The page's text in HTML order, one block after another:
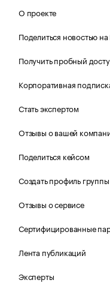
О проекте
Поделиться новостью
Получить пробный
Корпоративная
Стать экспертом
Отзывы о вашей
Поделиться кейсом
Создать профиль
Отзывы о сервисе
Сертифицированные
Лента публикаций
Эксперты